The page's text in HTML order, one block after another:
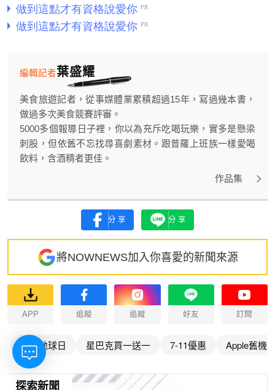
葉盛耀
編輯記者
美食旅遊記者，從事媒體業累積超過15年，寫過幾本書，
做過多次美食競賽評審。
5000多個報導日子裡，你以為充斥吃喝玩樂，實多是懸梁
刺股，但依舊不忘找尋喜劇素材。跟普羅上班族一樣愛喝
飲料，含酒精者更佳。
作品集
分享 分享
將NOWNEWS加入你喜愛的新聞來源
APP 追蹤 追蹤 好友 訂閱
世界地球日 星巴克買一送一 7-11優惠 Apple舊機
探索新聞